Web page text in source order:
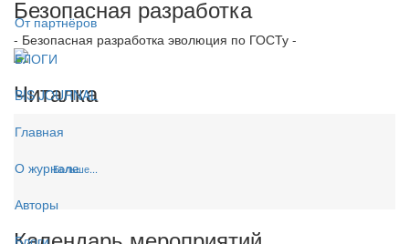
От партнёров
БЛОГИ
BIS JOURNAL
Главная
О журнале
Авторы
Блоги
Безопасная разработка
- Безопасная разработка эволюция по ГОСТу -
Читалка
Больше...